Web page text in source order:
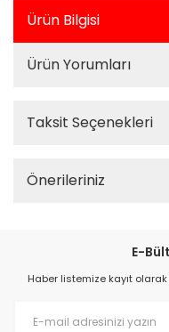
Ürün Bilgisi
Ürün Yorumları
Taksit Seçenekleri
Önerileriniz
E-
Haber listemize kayıt